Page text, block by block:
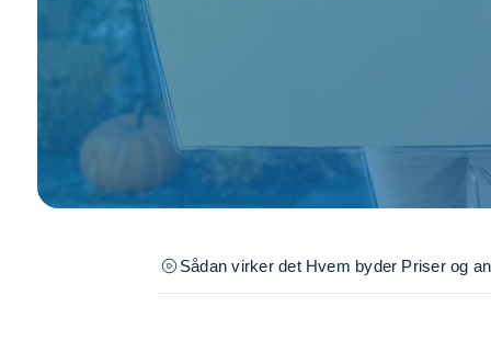
Sådan virker det Hvem byder Priser og